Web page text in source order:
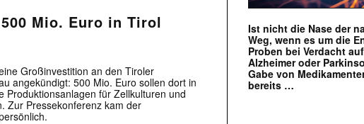
Mio. Euro in Tirol
Großinvestition an den Tiroler
angekündigt: 500 Mio. Euro sollen dort in
Produktionsanlagen für Zellkulturen und
Zur Pressekonferenz kam der
Ist nicht die Nase der
Weg, wenn es um die
Proben bei Verdacht
Alzheimer oder
Gabe von
bereits …